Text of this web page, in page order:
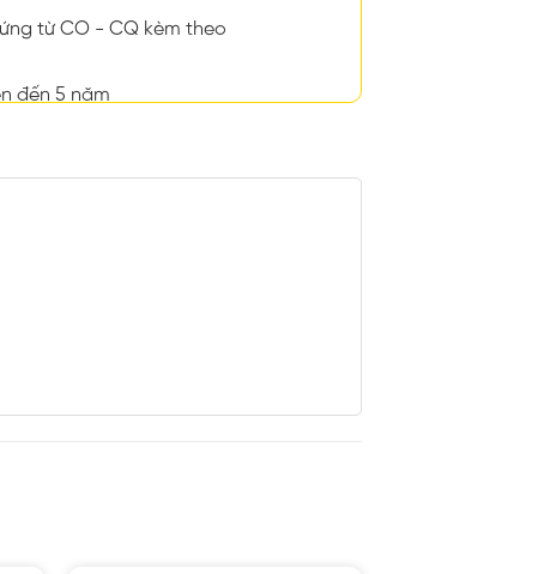
từ CO - CQ kèm theo
đến 5 năm